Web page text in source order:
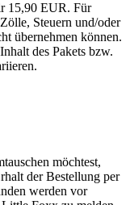
15,90 EUR. Für
Steuern und/oder
übernehmen können.
des Pakets bzw.
möchtest,
der Bestellung per
werden vor